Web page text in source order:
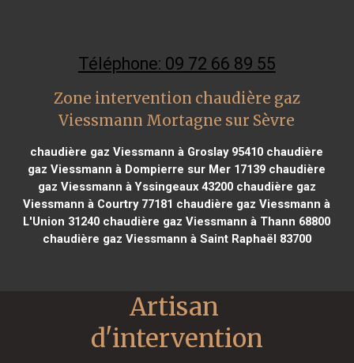
Téléphone: 09 72 66 89 55
Zone intervention chaudière gaz
Viessmann Mortagne sur Sèvre
chaudière gaz Viessmann à Groslay 95410 chaudière
gaz Viessmann à Dompierre sur Mer 17139 chaudière
gaz Viessmann à Yssingeaux 43200chaudière gaz
Viessmann à Courtry 77181 chaudière gaz Viessmann à
L'Union 31240 chaudière gaz Viessmann à Thann 68800
chaudière gaz Viessmann à Saint Raphaël 83700
Artisan
d'intervention